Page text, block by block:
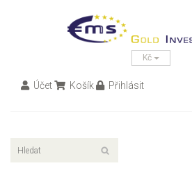
Kč
Účet Košík Přihlásit